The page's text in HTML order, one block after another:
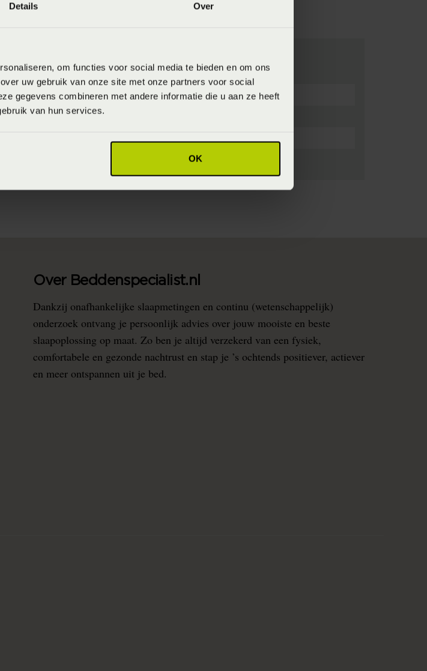
Details Over
om functies voor social media te bieden en om ons
uw gebruik van onze site met onze partners voor social
gegevens combineren met andere informatie die u aan ze heeft
van hun services.
OK
60°C (lichte kleuren) of 90°C (wit)
Over Beddenspecialist.nl
Dankzij onafhankelijke slaapmetingen en continu (wetenschappelijk)
onderzoek ontvang je persoonlijk advies over jouw mooiste en beste
slaapoplossing op maat. Zo ben je altijd verzekerd van een fysiek,
comfortabele en gezonde nachtrust en stap je ’s ochtends positiever, actiever
en meer ontspannen uit je bed.